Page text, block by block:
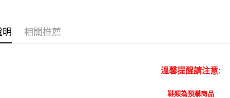
明 相關推薦
溫馨提醒請注意:
鞋類為預購商品